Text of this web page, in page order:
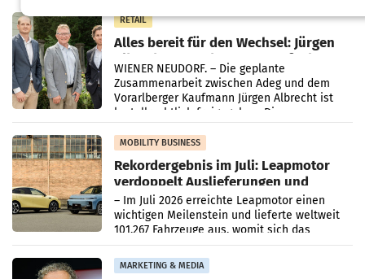
RETAIL
Alles bereit für den Wechsel: Jürgen
Albrecht setzt ab 1.1.2027 auf Adeg
WIENER NEUDORF. – Die geplante
Zusammenarbeit zwischen Adeg und dem
Vorarlberger Kaufmann Jürgen Albrecht ist
kartellrechtlich freigegeben: Die
Bundeswettbewerbsbehörde und der
Bundeskartellanwalt
MOBILITY BUSINESS
Rekordergebnis im Juli: Leapmotor
verdoppelt Auslieferungen und
überschreitet die 100.000er-Marke
– Im Juli 2026 erreichte Leapmotor einen
wichtigen Meilenstein und lieferte weltweit
101.267 Fahrzeuge aus, womit sich das
Ergebnis gegenüber Juli 2025 mehr als
verdoppelte (+102
MARKETING & MEDIA